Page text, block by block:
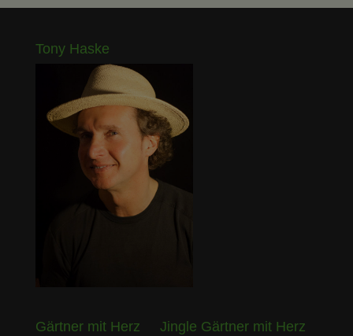
Tony Haske
Gärtner mit Herz Jingle Gärtner mit Herz